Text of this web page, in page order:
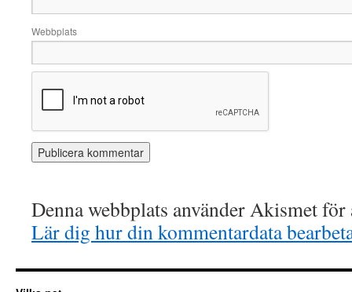
Webbplats
Denna webbplats använder Akismet
Lär dig hur din kommentardata